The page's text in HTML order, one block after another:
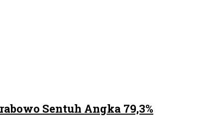
Sentuh Angka 79,3%